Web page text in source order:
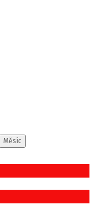
Měsíc